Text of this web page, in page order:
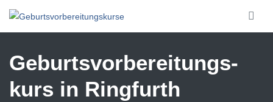
Geburtsvorbereitungs­
kurs in Ringfurth